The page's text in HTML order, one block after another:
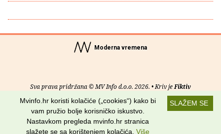
Moderna vremena
Sva prava pridržana © MV Info d.o.o. 2026. • Kriv jeFiktiv
O nama• Pomoć• Uvjeti korištenja•RSS kanali
Potraži nas na:
SLAŽEM SE
Mvinfo.hr koristi kolačiće („cookies“) kako bi
vam pružio bolje korisničko iskustvo.
Nastavkom pregleda mvinfo.hr stranica
slažete se sa korištenjem kolačića. Više